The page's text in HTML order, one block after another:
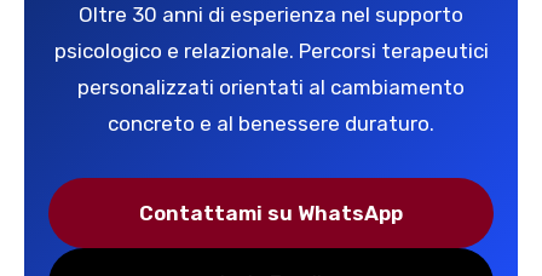
Oltre 30 anni di esperienza nel supporto
psicologico e relazionale. Percorsi terapeutici
personalizzati orientati al cambiamento
concreto e al benessere duraturo.
Contattami su WhatsApp